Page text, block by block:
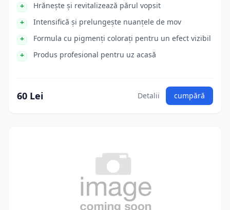
Hrănește și revitalizează părul vopsit
Intensifică și prelungește nuanțele de mov
Formula cu pigmenți colorați pentru un efect vizibil
Produs profesional pentru uz acasă
60 Lei Detalii cumpără